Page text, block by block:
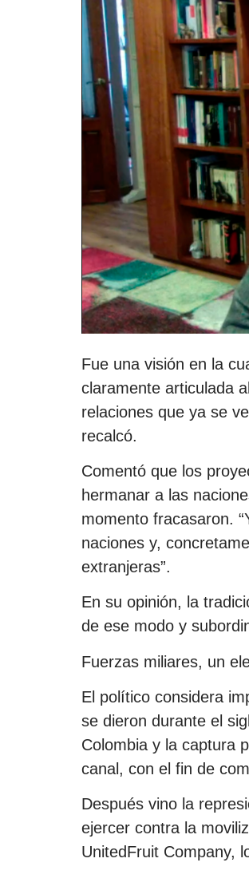
Fue una visión en la
claramente articulada
relaciones que ya se
recalcó.
Comentó que los
hermanar a las
momento fracasaron.
naciones y,
extranjeras”.
En su opinión, la
de ese modo y
Fuerzas miliares, un
El político considera
se dieron durante el
Colombia y la captura
canal, con el fin de
Después vino la
ejercer contra la
UnitedFruit Company,